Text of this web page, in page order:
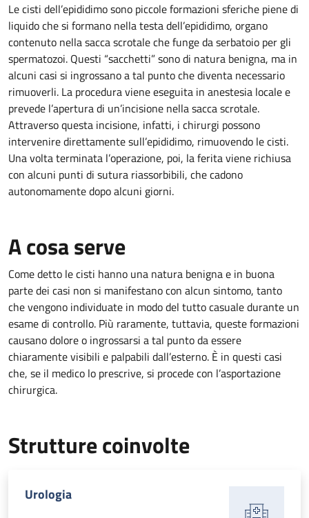
Le cisti dell’epididimo sono piccole formazioni sferiche piene di
liquido che si formano nella testa dell’epididimo, organo
contenuto nella sacca scrotale che funge da serbatoio per gli
spermatozoi. Questi “sacchetti” sono di natura benigna, ma in
alcuni casi si ingrossano a tal punto che diventa necessario
rimuoverli. La procedura viene eseguita in anestesia locale e
prevede l’apertura di un’incisione nella sacca scrotale.
Attraverso questa incisione, infatti, i chirurgi possono
intervenire direttamente sull’epididimo, rimuovendo le cisti.
Una volta terminata l’operazione, poi, la ferita viene richiusa
con alcuni punti di sutura riassorbibili, che cadono
autonomamente dopo alcuni giorni.
A cosa serve
Come detto le cisti hanno una natura benigna e in buona
parte dei casi non si manifestano con alcun sintomo, tanto
che vengono individuate in modo del tutto casuale durante un
esame di controllo. Più raramente, tuttavia, queste formazioni
causano dolore o ingrossarsi a tal punto da essere
chiaramente visibili e palpabili dall’esterno. È in questi casi
che, se il medico lo prescrive, si procede con l’asportazione
chirurgica.
Strutture coinvolte
Urologia